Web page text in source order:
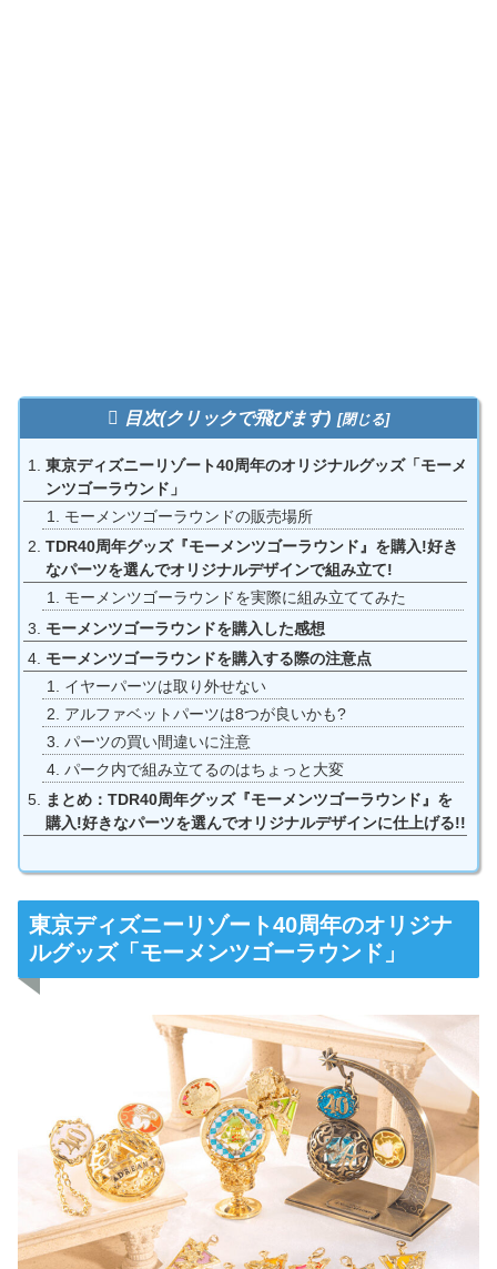
目次(クリックで飛びます)
東京ディズニーリゾート40周年のオリジナルグッズ「モーメ
ンツゴーラウンド」
モーメンツゴーラウンドの販売場所
TDR40周年グッズ『モーメンツゴーラウンド』を購入!好き
なパーツを選んでオリジナルデザインで組み立て!
モーメンツゴーラウンドを実際に組み立ててみた
モーメンツゴーラウンドを購入した感想
モーメンツゴーラウンドを購入する際の注意点
イヤーパーツは取り外せない
アルファベットパーツは8つが良いかも?
パーツの買い間違いに注意
パーク内で組み立てるのはちょっと大変
まとめ：TDR40周年グッズ『モーメンツゴーラウンド』を
購入!好きなパーツを選んでオリジナルデザインに仕上げる!!
東京ディズニーリゾート40周年のオリジナ
ルグッズ「モーメンツゴーラウンド」